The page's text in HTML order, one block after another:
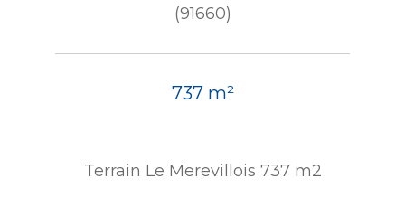
(91660)
737 m²
Terrain Le Merevillois 737 m2